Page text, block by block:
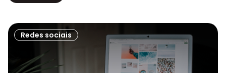
Redes sociais